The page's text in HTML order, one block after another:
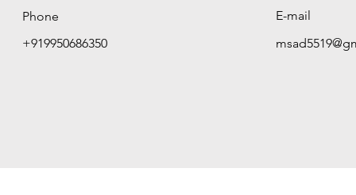
Phone
+919950686350
E-mail